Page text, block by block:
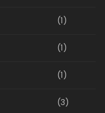
(1)
(1)
(1)
(3)